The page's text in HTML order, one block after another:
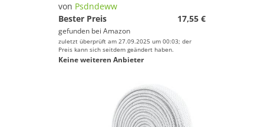
von Psdndeww
Bester Preis
17,55 €
gefunden bei Amazon
zuletzt überprüft am 27.09.2025 um 00:03; der
Preis kann sich seitdem geändert haben.
Keine weiteren Anbieter